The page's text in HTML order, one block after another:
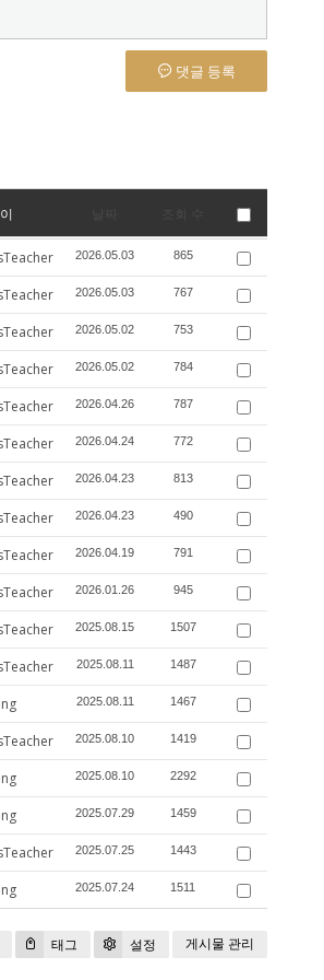
댓글 등록
2026.05.03 865
2026.05.03 767
2026.05.02 753
2026.05.02 784
2026.04.26 787
2026.04.24 772
2026.04.23 813
2026.04.23 490
2026.04.19 791
2026.01.26 945
2025.08.15 1507
2025.08.11 1487
2025.08.11 1467
2025.08.10 1419
2025.08.10 2292
2025.07.29 1459
2025.07.25 1443
2025.07.24 1511
태그 설정 게시물 관리